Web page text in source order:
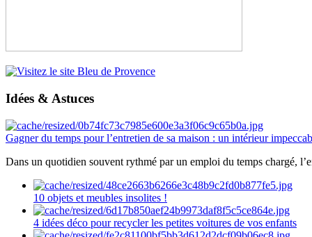
Idées & Astuces
Gagner du temps pour l’entretien de sa maison : un intérieur
Dans un quotidien souvent rythmé par un emploi du temps chargé,
10 objets et meubles insolites !
4 idées déco pour recycler les petites voitures de vos enfants